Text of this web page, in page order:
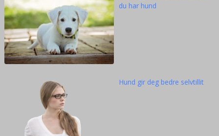
du har hund
Hund gir deg bedre selvtillit